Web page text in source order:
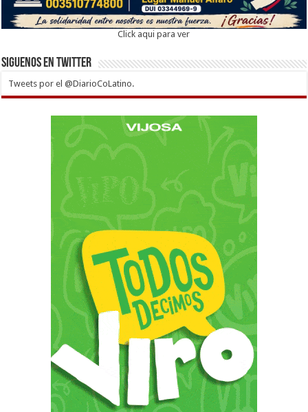
Click aqui para ver
Siguenos en twitter
Tweets por el @DiarioCoLatino.